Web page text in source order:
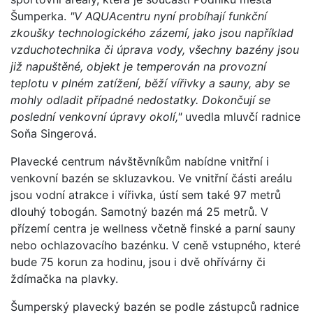
Šumperka. "V AQUAcentru nyní probíhají funkční
zkoušky technologického zázemí, jako jsou například
vzduchotechnika či úprava vody, všechny bazény jsou
již napuštěné, objekt je temperován na provozní
teplotu v plném zatížení, běží vířivky a sauny, aby se
mohly odladit případné nedostatky. Dokončují se
poslední venkovní úpravy okolí,"uvedla mluvčí radnice
Soňa Singerová.
Plavecké centrum návštěvníkům nabídne vnitřní i
venkovní bazén se skluzavkou. Ve vnitřní části areálu
jsou vodní atrakce i vířivka, ústí sem také 97 metrů
dlouhý tobogán. Samotný bazén má 25 metrů. V
přízemí centra je wellness včetně finské a parní sauny
nebo ochlazovacího bazénku. V ceně vstupného, které
bude 75 korun za hodinu, jsou i dvě ohřívárny či
ždímačka na plavky.
Šumperský plavecký bazén se podle zástupců radnice